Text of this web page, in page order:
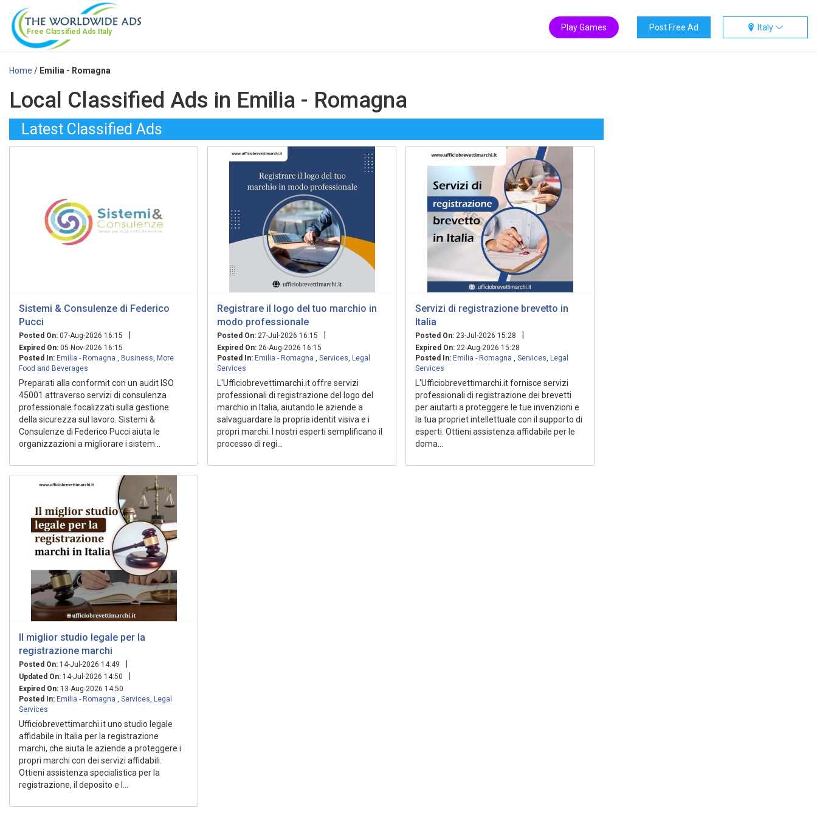
Free Classified Ads Italy Italy
Post Free Ad
Play Games
Home / Emilia - Romagna
Local Classified Ads in Emilia - Romagna
Latest Classified Ads
Sistemi & Consulenze di Federico
Pucci
Posted On: 07-Aug-2026 16:15 |
Expired On: 05-Nov-2026 16:15
Posted In: Emilia - Romagna Business More
Food and Beverages
Preparati alla conformit con un audit ISO
45001 attraverso servizi di consulenza
professionale focalizzati sulla gestione
della sicurezza sul lavoro. Sistemi &
Consulenze di Federico Pucci aiuta le
organizzazioni a migliorare i sistem...
Registrare il logo del tuo marchio in
modo professionale
Posted On: 27-Jul-2026 16:15 |
Expired On: 26-Aug-2026 16:15
Posted In: Emilia - Romagna Services Legal
Services
L'Ufficiobrevettimarchi.it offre servizi
professionali di registrazione del logo del
marchio in Italia, aiutando le aziende a
salvaguardare la propria identit visiva e i
propri marchi. I nostri esperti semplificano il
processo di regi...
Servizi di registrazione brevetto in
Italia
Posted On: 23-Jul-2026 15:28 |
Expired On: 22-Aug-2026 15:28
Posted In: Emilia - Romagna Services Legal
Services
L'Ufficiobrevettimarchi.it fornisce servizi
professionali di registrazione dei brevetti
per aiutarti a proteggere le tue invenzioni e
la tua propriet intellettuale con il supporto di
esperti. Ottieni assistenza affidabile per le
doma...
Il miglior studio legale per la
registrazione marchi
Posted On: 14-Jul-2026 14:49 |
Updated On: 14-Jul-2026 14:50 |
Expired On: 13-Aug-2026 14:50
Posted In: Emilia - Romagna Services Legal
Services
Ufficiobrevettimarchi.it uno studio legale
affidabile in Italia per la registrazione
marchi, che aiuta le aziende a proteggere i
propri marchi con dei servizi affidabili.
Ottieni assistenza specialistica per la
registrazione, il deposito e l...